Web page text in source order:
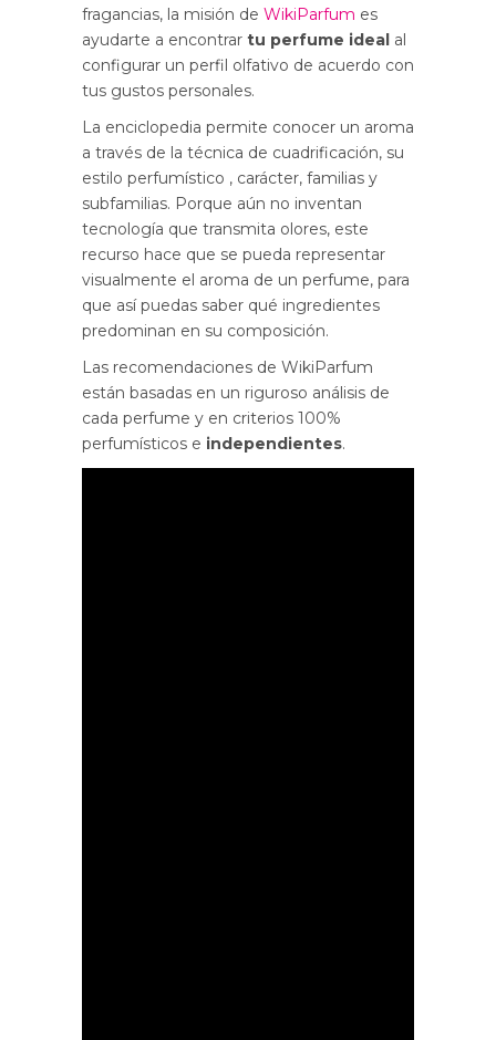
fragancias, la misión de WikiParfum es
ayudarte a encontrar tu perfume ideal al
configurar un perfil olfativo de acuerdo con
tus gustos personales.
La enciclopedia permite conocer un aroma
a través de la técnica de cuadrificación, su
estilo perfumístico , carácter, familias y
subfamilias. Porque aún no inventan
tecnología que transmita olores, este
recurso hace que se pueda representar
visualmente el aroma de un perfume, para
que así puedas saber qué ingredientes
predominan en su composición.
Las recomendaciones de WikiParfum
están basadas en un riguroso análisis de
cada perfume y en criterios 100%
perfumísticos e independientes.